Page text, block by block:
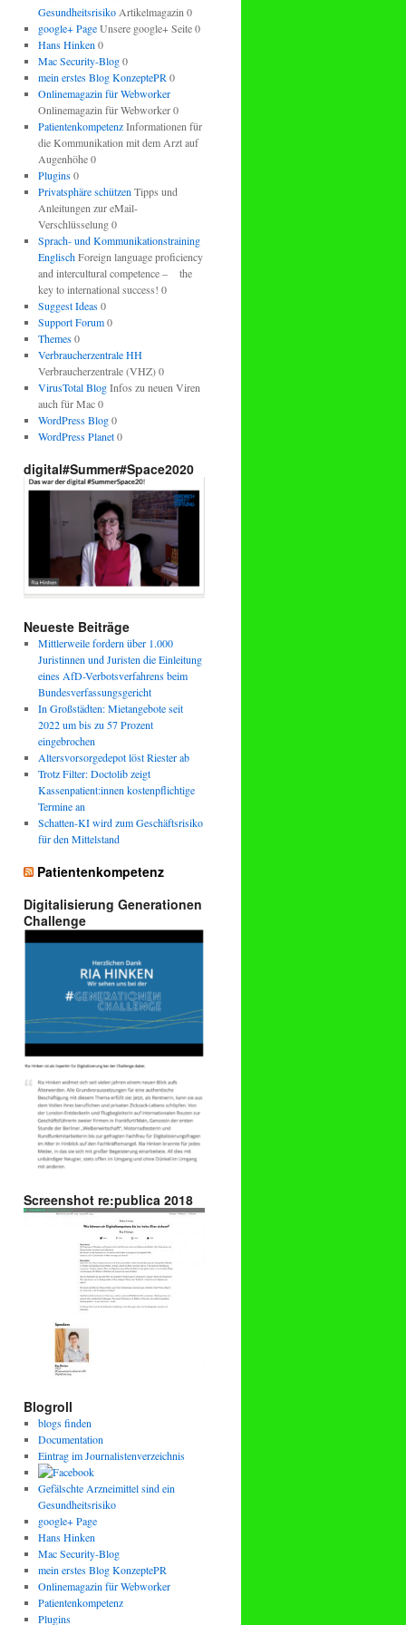
GesundheitsrisikoArtikelmagazin 0
google+ PageUnsere google+ Seite 0
Hans Hinken 0
Mac Security-Blog0
mein erstes Blog KonzeptePR 0
Onlinemagazin für Webworker
Onlinemagazin für Webworker 0
PatientenkompetenzInformationen für
die Kommunikation mit dem Arzt auf
Augenhöhe 0
Plugins0
Privatsphäre schützen Tipps und
Anleitungen zur eMail-
Verschlüsselung 0
Sprach- und Kommunikationstraining
EnglischForeign language proficiency
and intercultural competence – the
key to international success! 0
Suggest Ideas0
Support Forum0
Themes0
Verbraucherzentrale HH
Verbraucherzentrale (VHZ) 0
VirusTotal BlogInfos zu neuen Viren
auch für Mac 0
WordPress Blog0
WordPress Planet0
digital#Summer#Space2020
Neueste Beiträge
Mittlerweile fordern über 1.000
Juristinnen und Juristen die Einleitung
eines AfD-Verbotsverfahrens beim
Bundesverfassungsgericht
In Großstädten: Mietangebote seit
2022 um bis zu 57 Prozent
eingebrochen
Altersvorsorgedepot löst Riester ab
Trotz Filter: Doctolib zeigt
Kassenpatient:innen kostenpflichtige
Termine an
Schatten-KI wird zum Geschäftsrisiko
für den Mittelstand
Patientenkompetenz
Digitalisierung Generationen
Challenge
Screenshot re:publica 2018
Blogroll
blogs finden
Documentation
Eintrag im Journalistenverzeichnis
Gefälschte Arzneimittel sind ein
Gesundheitsrisiko
google+ Page
Hans Hinken
Mac Security-Blog
mein erstes Blog KonzeptePR
Onlinemagazin für Webworker
Patientenkompetenz
Plugins